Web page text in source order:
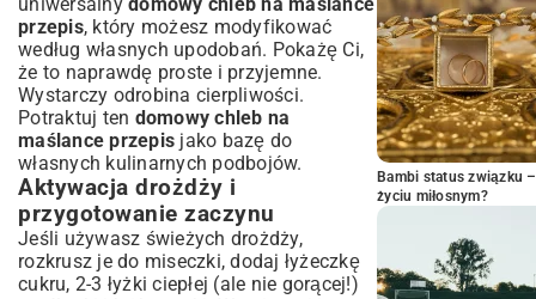
przepis, który możesz modyfikować
według własnych upodobań. Pokażę Ci,
że to naprawdę proste i przyjemne.
Wystarczy odrobina cierpliwości.
Potraktuj ten domowy chleb na
maślance przepis jako bazę do
własnych kulinarnych podbojów.
Aktywacja drożdży i
przygotowanie zaczynu
Jeśli używasz świeżych drożdży,
rozkrusz je do miseczki, dodaj łyżeczkę
cukru, 2-3 łyżki ciepłej (ale nie gorącej!)
Bambi status związku
życiu miłosnym?